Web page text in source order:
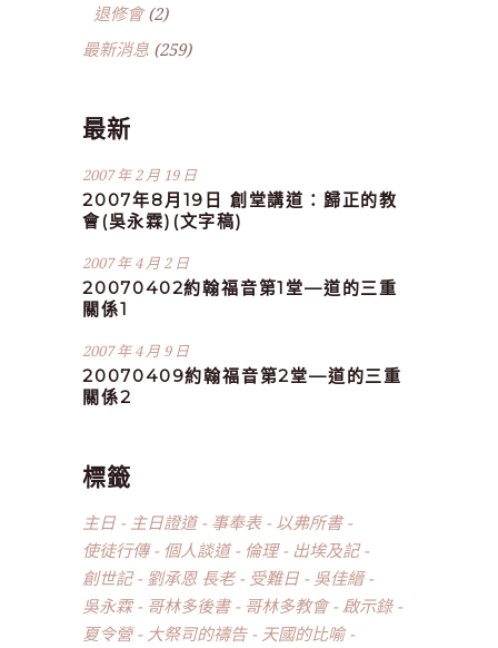
退修會(2)
最新消息 (259)
最新
2007 年 2 月 19 日
2007年8月19日 創堂講道：歸正的教
會(吳永霖)(文字稿)
2007 年 4 月 2 日
20070402約翰福音第1堂—道的三重
關係1
2007 年 4 月 9 日
20070409約翰福音第2堂—道的三重
關係2
標籤
主日 主日證道 事奉表
以弗所書
使徒行傳
個人談道 倫理
出埃及記
創世記
劉承恩 長老 受難日
吳佳縉
吳永霖
哥林多後書 哥林多教會
啟示錄
夏令營
大祭司的禱告
天國的比喻